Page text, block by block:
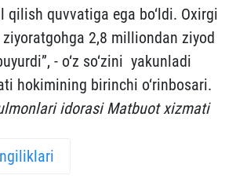
qilish quvvatiga ega bo‘ldi. Oxirgi
2,8 milliondan ziyod
- o‘z so‘zini yakunladi
hokimining birinchi o‘rinbosari.
idorasi Matbuot xizmati